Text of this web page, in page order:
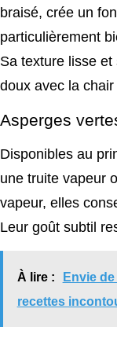
braisé, crée un
particulièrement
Sa texture lisse
doux avec la
Asperges
Disponibles au
une truite vapeur
vapeur, elles
Leur goût subtil
À lire :
Envie
recettes